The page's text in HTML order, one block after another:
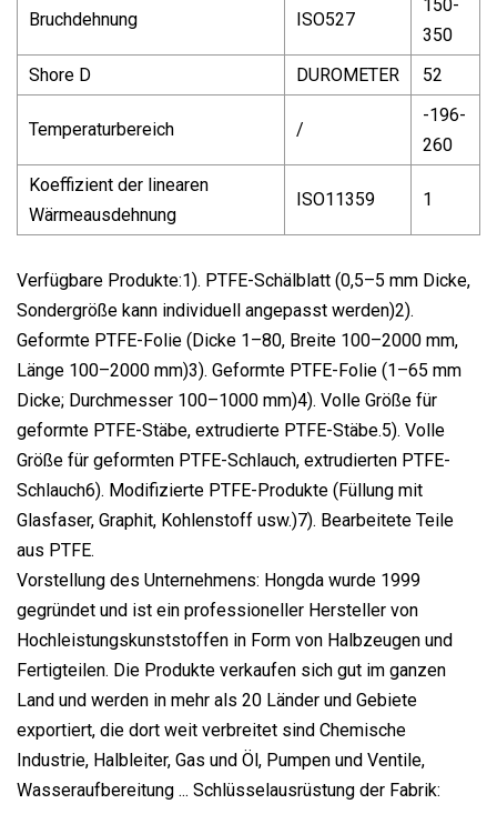
Bruchdehnung ISO527
150-
350
Shore D
DUROMETER 52
Temperaturbereich /
-196-
260
Koeffizient der linearen
Wärmeausdehnung
ISO11359 1
Verfügbare Produkte:1). PTFE-Schälblatt (0,5–5 mm Dicke,
Sondergröße kann individuell angepasst werden)2).
Geformte PTFE-Folie (Dicke 1–80, Breite 100–2000 mm,
Länge 100–2000 mm)3). Geformte PTFE-Folie (1–65 mm
Dicke; Durchmesser 100–1000 mm)4). Volle Größe für
geformte PTFE-Stäbe, extrudierte PTFE-Stäbe.5). Volle
Größe für geformten PTFE-Schlauch, extrudierten PTFE-
Schlauch6). Modifizierte PTFE-Produkte (Füllung mit
Glasfaser, Graphit, Kohlenstoff usw.)7). Bearbeitete Teile
aus PTFE.
Vorstellung des Unternehmens: Hongda wurde 1999
gegründet und ist ein professioneller Hersteller von
Hochleistungskunststoffen in Form von Halbzeugen und
Fertigteilen. Die Produkte verkaufen sich gut im ganzen
Land und werden in mehr als 20 Länder und Gebiete
exportiert, die dort weit verbreitet sind Chemische
Industrie, Halbleiter, Gas und Öl, Pumpen und Ventile,
Wasseraufbereitung ... Schlüsselausrüstung der Fabrik: